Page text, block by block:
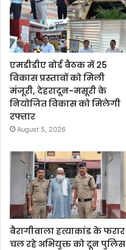
एमडीडीए बोर्ड बैठक में 25
विकास प्रस्तावों को मिली
मंजूरी, देहरादून-मसूरी के
नियोजित विकास को मिलेगी
रफ्तार
August 5, 2026
बैरागीवाला हत्याकांड के फरार
चल रहे अभियुक्त को दून पुलिस